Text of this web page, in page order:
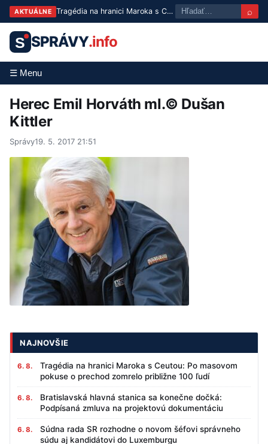
AKTUÁLNE Tragédia na hranici Maroka s Ceutou: Po masovom pokuse o prechod zomrelo približne 100 ľudí ⌕
S SPRÁVY.info
☰ Menu
Herec Emil Horváth ml.© Dušan
Kittler
Správy19. 5. 2017 21:51
NAJNOVŠIE
6. 8.
Tragédia na hranici Maroka s Ceutou: Po masovom
pokuse o prechod zomrelo približne 100 ľudí
6. 8.
Bratislavská hlavná stanica sa konečne dočká:
Podpísaná zmluva na projektovú dokumentáciu
6. 8.
Súdna rada SR rozhodne o novom šéfovi správneho
súdu aj kandidátovi do Luxemburgu